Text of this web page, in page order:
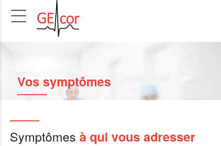
Vos symptômes
Symptômes à qui vous adresser